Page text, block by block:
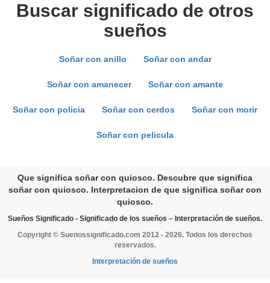
Buscar significado de otros
sueños
Soñar con anillo Soñar con andar
Soñar con amanecer Soñar con amante
Soñar con policia Soñar con cerdos Soñar con morir
Soñar con pelicula
Que significa soñar con quiosco. Descubre que significa
soñar con quiosco. Interpretacion de que significa soñar con
quiosco.
Sueños Significado - Significado de los sueños – Interpretación de sueños.
Copyright © Suenossignificado.com 2012 - 2026. Todos los derechos
reservados.
Interpretación de sueños